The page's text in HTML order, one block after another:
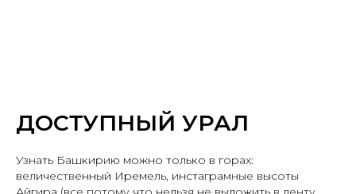
ДОСТУПНЫЙ УРАЛ
Узнать Башкирию можно только в горах:
величественный Иремель, инстаграмные высоты